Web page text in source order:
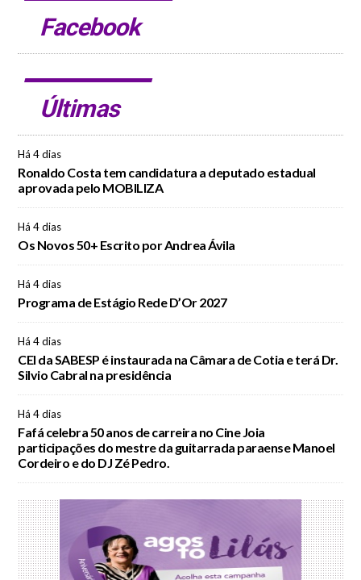
Facebook
Últimas
Há 4 dias
Ronaldo Costa tem candidatura a deputado estadual
aprovada pelo MOBILIZA
Há 4 dias
Os Novos 50+ Escrito por Andrea Ávila
Há 4 dias
Programa de Estágio Rede D’Or 2027
Há 4 dias
CEI da SABESP é instaurada na Câmara de Cotia e terá Dr.
Silvio Cabral na presidência
Há 4 dias
Fafá celebra 50 anos de carreira no Cine Joia
participações do mestre da guitarrada paraense Manoel
Cordeiro e do DJ Zé Pedro.